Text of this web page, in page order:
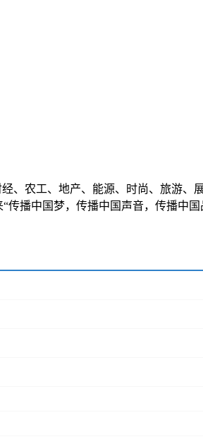
农工、地产、能源、时尚、旅游、
播中国梦，传播中国声音，传播中国